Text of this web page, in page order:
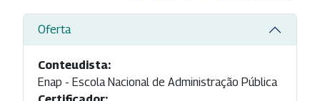
Oferta
Conteudista:
Enap - Escola Nacional de Administração Pública